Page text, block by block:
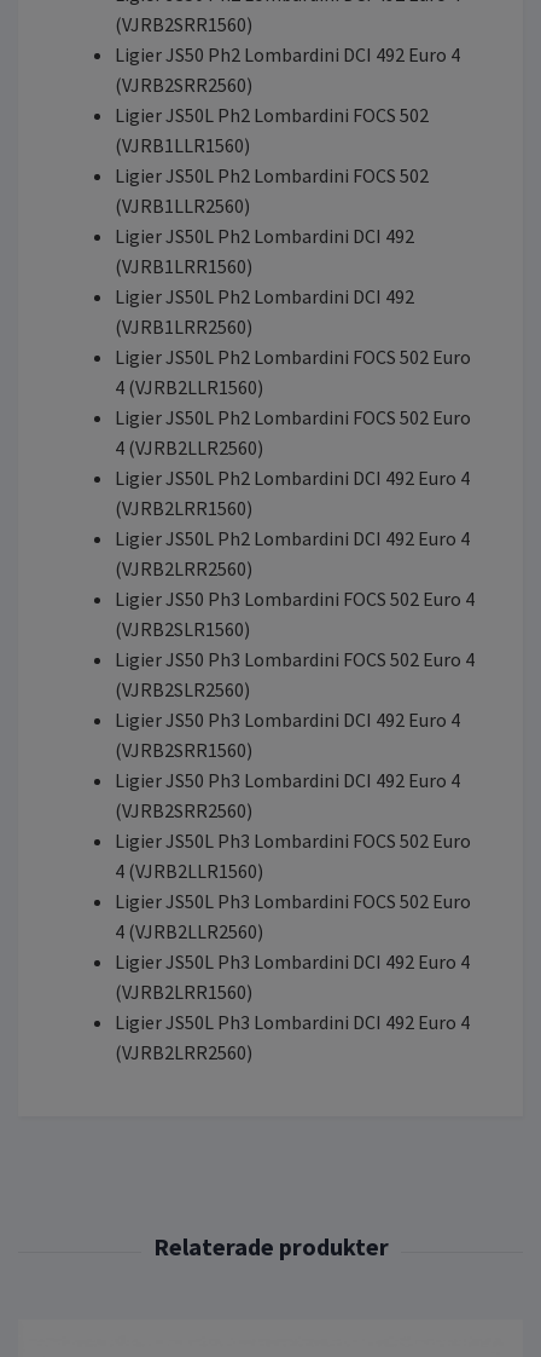
(VJRB2SRR1560)
Ligier JS50 Ph2 Lombardini DCI 492 Euro 4
(VJRB2SRR2560)
Ligier JS50L Ph2 Lombardini FOCS 502
(VJRB1LLR1560)
Ligier JS50L Ph2 Lombardini FOCS 502
(VJRB1LLR2560)
Ligier JS50L Ph2 Lombardini DCI 492
(VJRB1LRR1560)
Ligier JS50L Ph2 Lombardini DCI 492
(VJRB1LRR2560)
Ligier JS50L Ph2 Lombardini FOCS 502 Euro
4 (VJRB2LLR1560)
Ligier JS50L Ph2 Lombardini FOCS 502 Euro
4 (VJRB2LLR2560)
Ligier JS50L Ph2 Lombardini DCI 492 Euro 4
(VJRB2LRR1560)
Ligier JS50L Ph2 Lombardini DCI 492 Euro 4
(VJRB2LRR2560)
Ligier JS50 Ph3 Lombardini FOCS 502 Euro 4
(VJRB2SLR1560)
Ligier JS50 Ph3 Lombardini FOCS 502 Euro 4
(VJRB2SLR2560)
Ligier JS50 Ph3 Lombardini DCI 492 Euro 4
(VJRB2SRR1560)
Ligier JS50 Ph3 Lombardini DCI 492 Euro 4
(VJRB2SRR2560)
Ligier JS50L Ph3 Lombardini FOCS 502 Euro
4 (VJRB2LLR1560)
Ligier JS50L Ph3 Lombardini FOCS 502 Euro
4 (VJRB2LLR2560)
Ligier JS50L Ph3 Lombardini DCI 492 Euro 4
(VJRB2LRR1560)
Ligier JS50L Ph3 Lombardini DCI 492 Euro 4
(VJRB2LRR2560)